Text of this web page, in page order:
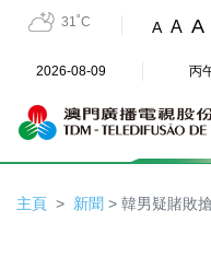
31˚C A A A
2026-08-09 丙
主頁 新聞 > 韓男疑賭敗